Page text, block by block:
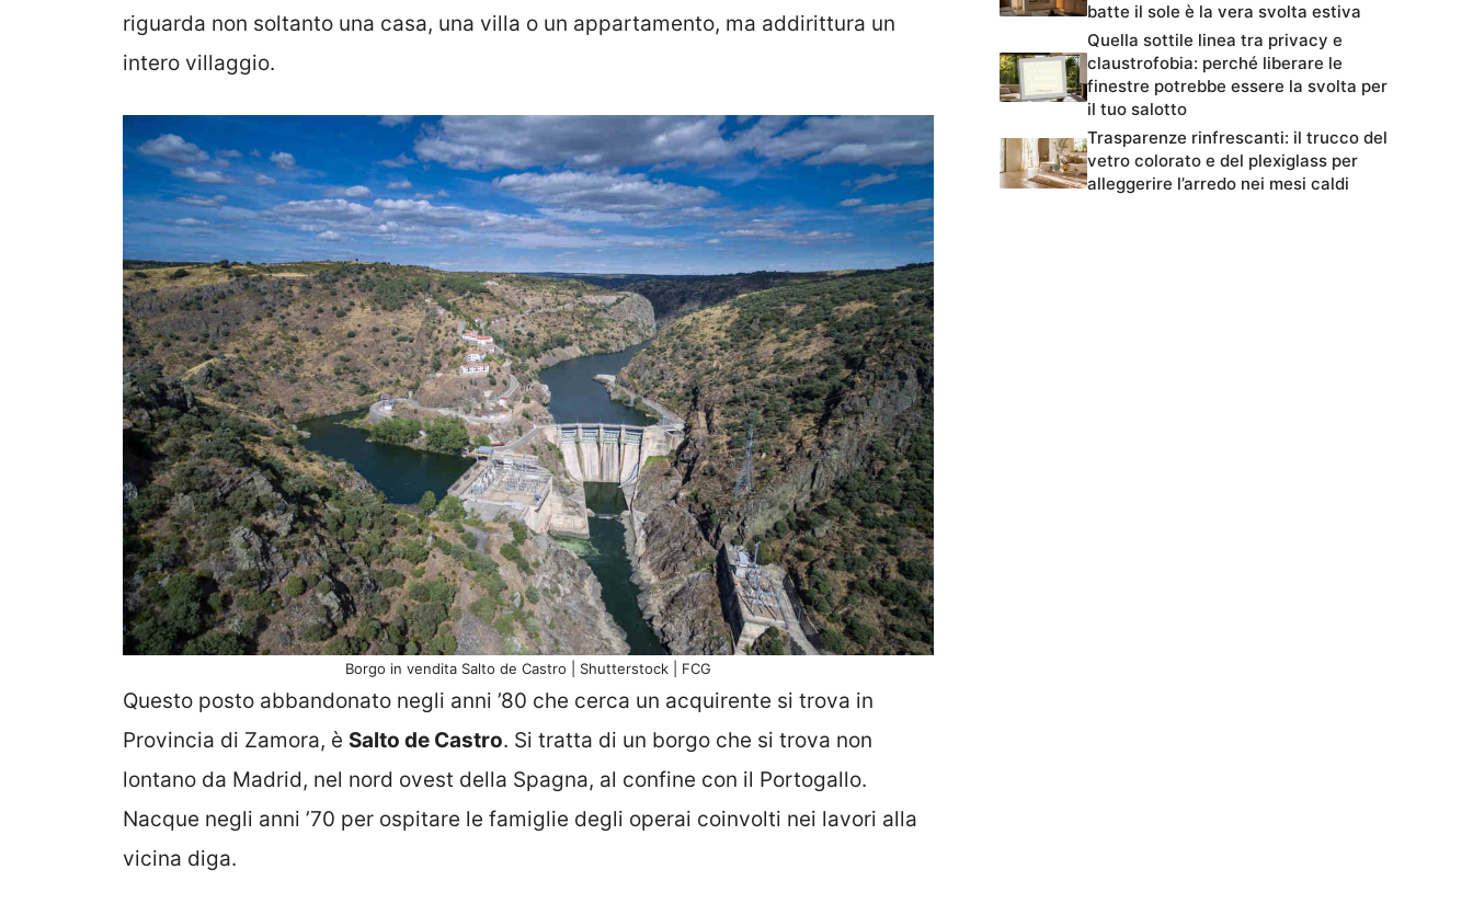
riguarda non soltanto una casa, una villa o un appartamento, ma addirittura un
intero villaggio.
Borgo in vendita Salto de Castro | Shutterstock | FCG
Questo posto abbandonato negli anni ’80 che cerca un acquirente si trova in
Provincia di Zamora, è Salto de Castro. Si tratta di un borgo che si trova non
lontano da Madrid, nel nord ovest della Spagna, al confine con il Portogallo.
Nacque negli anni ’70 per ospitare le famiglie degli operai coinvolti nei lavori alla
vicina diga.
batte il sole è la vera svolta estiva
Quella sottile linea tra privacy e
claustrofobia: perché liberare le
finestre potrebbe essere la svolta per
il tuo salotto
Trasparenze rinfrescanti: il trucco del
vetro colorato e del plexiglass per
alleggerire l’arredo nei mesi caldi